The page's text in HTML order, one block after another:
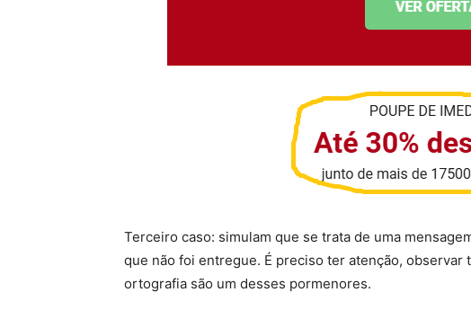
Terceiro caso: simulam que se trata de uma
que não foi entregue. É preciso ter atenção, observar
ortografia são um desses pormenores.